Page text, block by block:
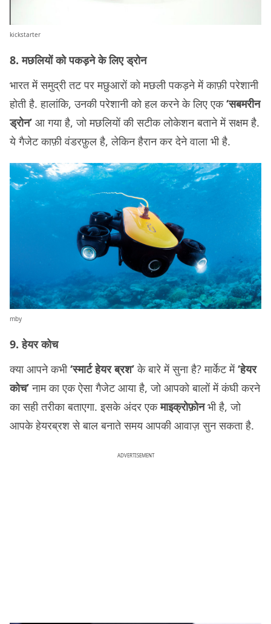
kickstarter
8. मछलियों को पकड़ने के लिए ड्रोन
भारत में समुद्री तट पर मछुआरों को मछली पकड़ने में काफ़ी परेशानी
होती है. हालांकि, उनकी परेशानी को हल करने के लिए एक‘सबमरीन
ड्रोन’ आ गया है, जो मछलियों की सटीक लोकेशन बताने में सक्षम है.
ये गैजेट काफ़ी वंडरफ़ुल है, लेकिन हैरान कर देने वाला भी है.
mby
9. हेयर कोच
क्या आपने कभी‘स्मार्ट हेयर ब्रश’के बारे में सुना है? मार्केट में‘हेयर
कोच’नाम का एक ऐसा गैजेट आया है, जो आपको बालों में कंघी करने
का सही तरीका बताएगा. इसके अंदर एकमाइक्रोफ़ोनभी है, जो
आपके हेयरब्रश से बाल बनाते समय आपकी आवाज़ सुन सकता है.
ADVERTISEMENT